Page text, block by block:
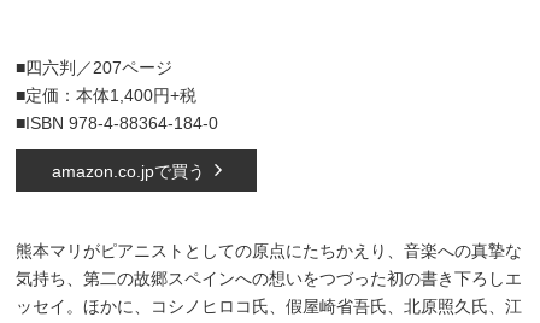
■四六判／207ページ
■定価：本体1,400円+税
■ISBN 978-4-88364-184-0
amazon.co.jpで買う
熊本マリがピアニストとしての原点にたちかえり、音楽への真摯な
気持ち、第二の故郷スペインへの想いをつづった初の書き下ろしエ
ッセイ。ほかに、コシノヒロコ氏、假屋崎省吾氏、北原照久氏、江